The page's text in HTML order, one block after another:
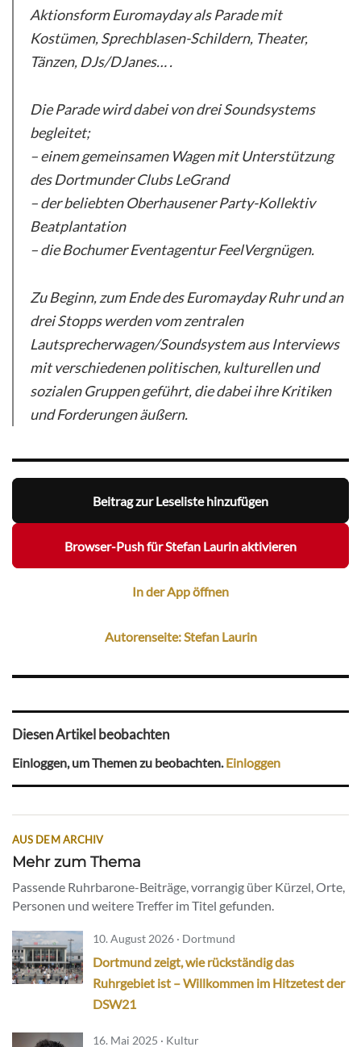
Aktionsform Euromayday als Parade mit
Kostümen, Sprechblasen-Schildern, Theater,
Tänzen, DJs/DJanes… .
Die Parade wird dabei von drei Soundsystems
begleitet;
– einem gemeinsamen Wagen mit Unterstützung
des Dortmunder Clubs LeGrand
– der beliebten Oberhausener Party-Kollektiv
Beatplantation
– die Bochumer Eventagentur FeelVergnügen.
Zu Beginn, zum Ende des Euromayday Ruhr und an
drei Stopps werden vom zentralen
Lautsprecherwagen/Soundsystem aus Interviews
mit verschiedenen politischen, kulturellen und
sozialen Gruppen geführt, die dabei ihre Kritiken
und Forderungen äußern.
Beitrag zur Leseliste hinzufügen
Browser-Push für Stefan Laurin aktivieren
In der App öffnen
Autorenseite: Stefan Laurin
Diesen Artikel beobachten
Einloggen, um Themen zu beobachten.Einloggen
AUS DEM ARCHIV
Mehr zum Thema
Passende Ruhrbarone-Beiträge, vorrangig über Kürzel, Orte,
Personen und weitere Treffer im Titel gefunden.
10. August 2026 · Dortmund
Dortmund zeigt, wie rückständig das
Ruhrgebiet ist – Willkommen im Hitzetest der
DSW21
16. Mai 2025 · Kultur